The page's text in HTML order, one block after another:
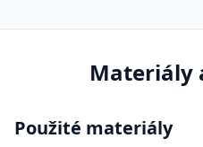
Materiály
Použité materiály